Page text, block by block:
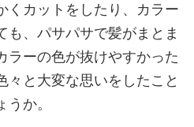
くカットをしたり、カラー
も、パサパサで髪がまとま
ラーの色が抜けやすかった
々と大変な思いをしたこと
か。